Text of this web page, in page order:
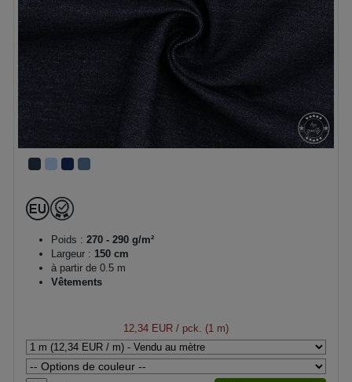
Poids : 270 - 290 g/m²
Largeur : 150 cm
à partir de 0.5 m
Vêtements
12,34 EUR / pck. (1 m)